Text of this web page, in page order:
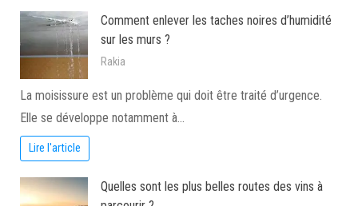
Comment enlever les taches noires d’humidité
sur les murs ?
Rakia
La moisissure est un problème qui doit être traité d’urgence.
Elle se développe notamment à…
Lire l'article
Quelles sont les plus belles routes des vins à